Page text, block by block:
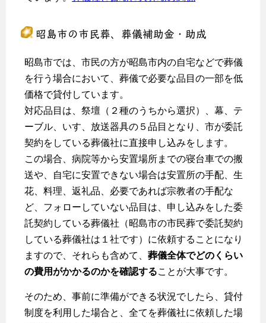
昭島市の市民葬、葬儀補助金・助成
昭島市では、市民の方が昭島市内の自宅などで葬儀
を行う場合において、葬儀で必要な品目の一部を低
価格で貸付しています。
対応品目は、祭壇（２種のうちから選択）、幕、テ
ーブル、いす、放送器具の５品目となり、市が委託
契約をしている葬儀社に直接申し込みをします。
この場合、病院等から安置場所までの寝台車での搬
送や、自宅に安置できない場合は安置所の手配、生
花、料理、返礼品、必要であれば宗教者の手配な
ど、フォローしていない品目は、申し込みをした委
託契約している葬儀社（昭島市の市民葬で委託契約
している葬儀社は１社です）に依頼することになり
ますので、それらも含めて、 葬儀全体でどのくらい
の費用がかかるのかを確認することが大事です。
そのため、事前に準備ができる状況でしたら、貸付
制度を利用した場合と、全てを葬儀社に依頼した場